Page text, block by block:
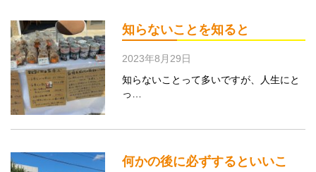
知らないことを知ると
2023年8月29日
知らないことって多いですが、人生にと
っ…
何かの後に必ずするといいこ